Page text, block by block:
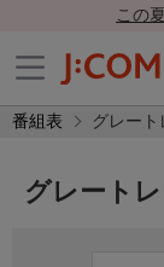
この
番組表 グレート
グレートレ